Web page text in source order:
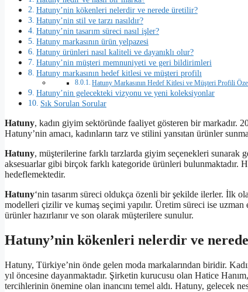
Hatuny’nin kökenleri nelerdir ve nerede üretilir?
Hatuny’nin stil ve tarzı nasıldır?
Hatuny’nin tasarım süreci nasıl işler?
Hatuny markasının ürün yelpazesi
Hatuny ürünleri nasıl kaliteli ve dayanıklı olur?
Hatuny’nin müşteri memnuniyeti ve geri bildirimleri
Hatuny markasının hedef kitlesi ve müşteri profilı
Hatuny Markasının Hedef Kitlesi ve Müşteri Profili
Hatuny’nin gelecekteki vizyonu ve yeni koleksiyonlar
Sık Sorulan Sorular
Hatuny, kadın giyim sektöründe faaliyet gösteren bir markadır.
Hatuny’nin amacı, kadınların tarz ve stilini yansıtan ürünler
Hatuny, müşterilerine farklı tarzlarda giyim seçenekleri sunarak
aksesuarlar gibi birçok farklı kategoride ürünleri bulunmaktadır.
hedeflemektedir.
Hatuny‘nin tasarım süreci oldukça özenli bir şekilde ilerler. İlk
modelleri çizilir ve kumaş seçimi yapılır. Üretim süreci ise
ürünler hazırlanır ve son olarak müşterilere sunulur.
Hatuny’nin kökenleri nelerdir ve
Hatuny, Türkiye’nin önde gelen moda markalarından biridir.
yıl öncesine dayanmaktadır. Şirketin kurucusu olan Hatice
tercihlerinin önemine olan inancını temel aldı. Hatuny, gelecek